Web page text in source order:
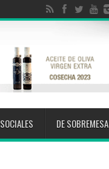
SOCIALES DE SOBREMESA